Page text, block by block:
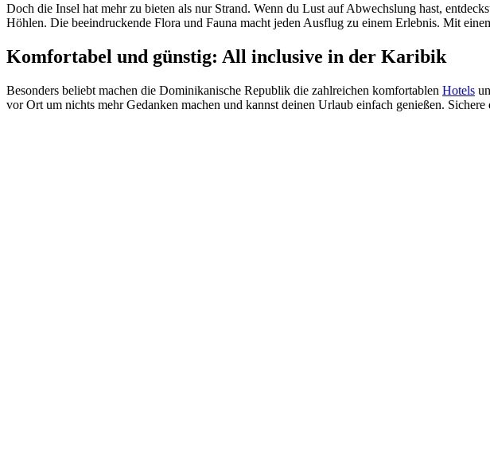
Doch die Insel hat mehr zu bieten als nur Strand. Wenn du Lust auf Abwechslung hast,
Höhlen. Die beeindruckende Flora und Fauna macht jeden Ausflug zu einem Erlebnis. Mit
Komfortabel und günstig: All inclusive in der Karibik
Besonders beliebt machen die Dominikanische Republik die zahlreichen komfortablen Hotels
vor Ort um nichts mehr Gedanken machen und kannst deinen Urlaub einfach genießen.